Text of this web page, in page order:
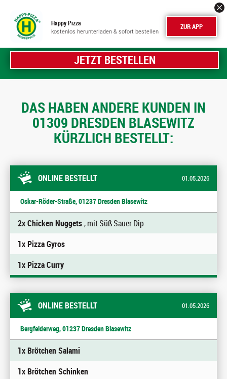
Happy Pizza
kostenlos herunterladen & sofort bestellen ZUR APP
JETZT BESTELLEN
DAS HABEN ANDERE KUNDEN IN
01309 DRESDEN BLASEWITZ
KÜRZLICH BESTELLT:
ONLINE BESTELLT 01.05.2026
Oskar-Röder-Straße, 01237 Dresden Blasewitz
2x Chicken Nuggets, mit Süß Sauer Dip
1x Pizza Gyros
1x Pizza Curry
ONLINE BESTELLT 01.05.2026
Bergfelderweg, 01237 Dresden Blasewitz
1x Brötchen Salami
1x Brötchen Schinken